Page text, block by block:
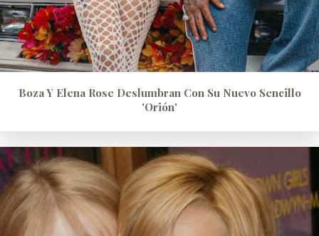
Boza Y Elena Rose Deslumbran Con Su Nuevo Sencillo
'Orión'